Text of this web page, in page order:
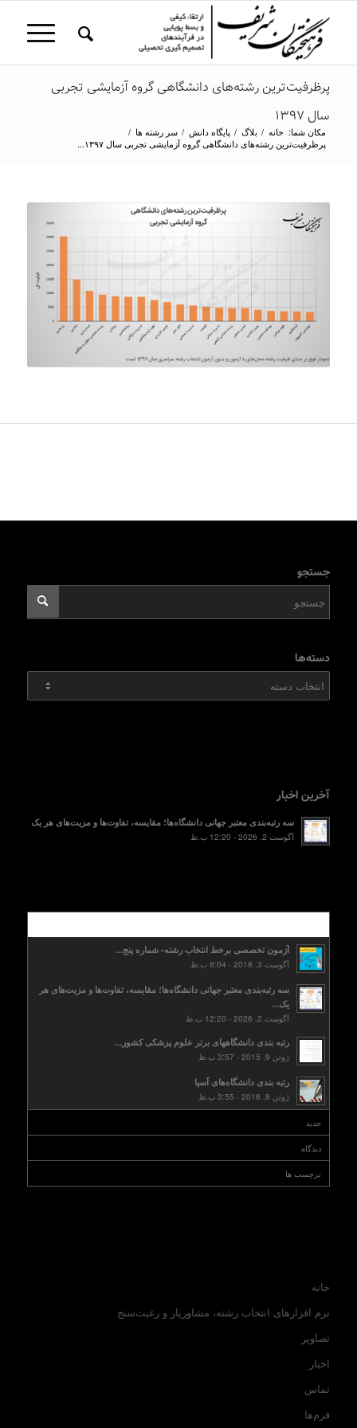
پر‌ظرفیت‌ترین رشته‌های دانشگاهی گروه آزمایشی تجربی
سال ۱۳۹۷
مکان شما: خانه / بلاگ / پایگاه دانش / سر رشته ها /
پر‌ظرفیت‌ترین رشته‌های دانشگاهی گروه آزمایشی تجربی سال ۱۳۹۷...
جستجو
دسته‌ها
آخرین اخبار
سه رتبه‌بندی معتبر جهانی دانشگاه‌ها؛ مقایسه، تفاوت‌ها و مزیت‌های هر یک
آگوست 2, 2026 - 12:20 ب.ظ
آزمون تخصصی برخط انتخاب رشته- شماره پنج...
آگوست 3, 2018 - 8:04 ب.ظ
سه رتبه‌بندی معتبر جهانی دانشگاه‌ها؛ مقایسه، تفاوت‌ها و مزیت‌های هر
یک...
آگوست 2, 2026 - 12:20 ب.ظ
رتبه بندی دانشگاههای برتر علوم پزشکی کشور...
ژوئن 9, 2015 - 3:57 ب.ظ
رتبه بندی دانشگاه‌های آسیا
ژوئن 8, 2016 - 3:55 ب.ظ
جدید
دیدگاه
برچسب ها
خانه
نرم افزارهای انتخاب رشته، مشاوریار و رغبت‌سنج
تصاویر
اخبار
تماس
فرم‌ها